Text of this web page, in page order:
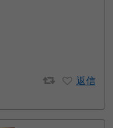
返信